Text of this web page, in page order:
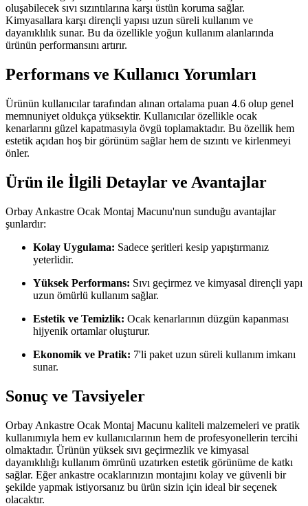
oluşabilecek sıvı sızıntılarına karşı üstün koruma sağlar.
Kimyasallara karşı dirençli yapısı uzun süreli kullanım ve
dayanıklılık sunar. Bu da özellikle yoğun kullanım alanlarında
ürünün performansını artırır.
Performans ve Kullanıcı Yorumları
Ürünün kullanıcılar tarafından alınan ortalama puan 4.6 olup genel
memnuniyet oldukça yüksektir. Kullanıcılar özellikle ocak
kenarlarını güzel kapatmasıyla övgü toplamaktadır. Bu özellik hem
estetik açıdan hoş bir görünüm sağlar hem de sızıntı ve kirlenmeyi
önler.
Ürün ile İlgili Detaylar ve Avantajlar
Orbay Ankastre Ocak Montaj Macunu'nun sunduğu avantajlar
şunlardır:
Kolay Uygulama: Sadece şeritleri kesip yapıştırmanız
yeterlidir.
Yüksek Performans: Sıvı geçirmez ve kimyasal dirençli yapı
uzun ömürlü kullanım sağlar.
Estetik ve Temizlik: Ocak kenarlarının düzgün kapanması
hijyenik ortamlar oluşturur.
Ekonomik ve Pratik: 7'li paket uzun süreli kullanım imkanı
sunar.
Sonuç ve Tavsiyeler
Orbay Ankastre Ocak Montaj Macunu kaliteli malzemeleri ve pratik
kullanımıyla hem ev kullanıcılarının hem de profesyonellerin tercihi
olmaktadır. Ürünün yüksek sıvı geçirmezlik ve kimyasal
dayanıklılığı kullanım ömrünü uzatırken estetik görünüme de katkı
sağlar. Eğer ankastre ocaklarınızın montajını kolay ve güvenli bir
şekilde yapmak istiyorsanız bu ürün sizin için ideal bir seçenek
olacaktır.